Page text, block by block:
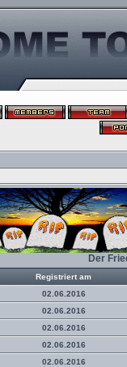
Der
Registriert am
02.06.2016
02.06.2016
02.06.2016
02.06.2016
02.06.2016